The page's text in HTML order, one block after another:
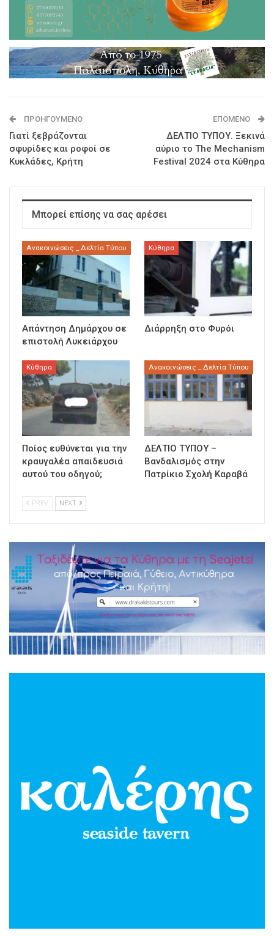
ΠΡΟΗΓΟΎΜΕΝΟ
Γιατί ξεβράζονται
σφυρίδες και ροφοί σε
Κυκλάδες, Κρήτη
ΕΠΌΜΕΝΟ
ΔΕΛΤΙΟ ΤΥΠΟΥ. Ξεκινά
αύριο το The Mechanism
Festival 2024 στα Κύθηρα
Μπορεί επίσης να σας αρέσει
Ανακοινώσεις _ Δελτία Τύπου
Απάντηση Δημάρχου σε
επιστολή Λυκειάρχου
Κύθηρα
Διάρρηξη στο Φυρόι
Κύθηρα
Ποίος ευθύνεται για την
κραυγαλέα απαιδευσιά
αυτού του οδηγού;
Ανακοινώσεις _ Δελτία Τύπου
ΔΕΛΤΙΟ ΤΥΠΟΥ –
Βανδαλισμός στην
Πατρίκιο Σχολή Καραβά
PREV NEXT